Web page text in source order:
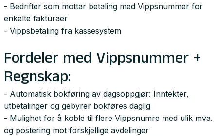
- Bedrifter som mottar betaling med Vippsnummer for
enkelte fakturaer
- Vippsbetaling fra kassesystem
Fordeler med Vippsnummer +
Regnskap:
- Automatisk bokføring av dagsoppgjør: Inntekter,
utbetalinger og gebyrer bokføres daglig
- Mulighet for å koble til flere Vippsnumre med ulik mva.
og postering mot forskjellige avdelinger